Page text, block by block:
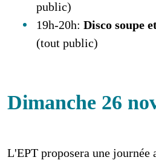
public)
19h-20h: Disco soupe
(tout public)
Dimanche 26
L'EPT proposera une journée